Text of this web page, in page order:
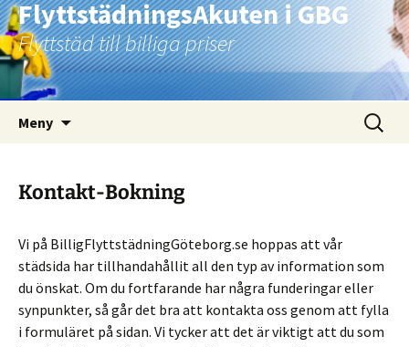
FlyttstädningsAkuten i GBG
Flyttstäd till billiga priser
Meny
Sök
efter:
Kontakt-Bokning
Vi på BilligFlyttstädningGöteborg.se hoppas att vår
städsida har tillhandahållit all den typ av information som
du önskat. Om du fortfarande har några funderingar eller
synpunkter, så går det bra att kontakta oss genom att fylla
i formuläret på sidan. Vi tycker att det är viktigt att du som